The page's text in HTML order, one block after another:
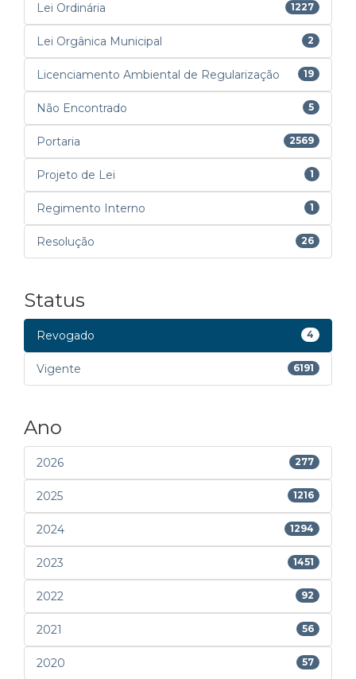
Lei Ordinária 1227
Lei Orgânica Municipal 2
Licenciamento Ambiental de Regularização 19
Não Encontrado 5
Portaria 2569
Projeto de Lei 1
Regimento Interno 1
Resolução 26
Status
Revogado 4
Vigente 6191
Ano
2026 277
2025 1216
2024 1294
2023 1451
2022 92
2021 56
2020 57